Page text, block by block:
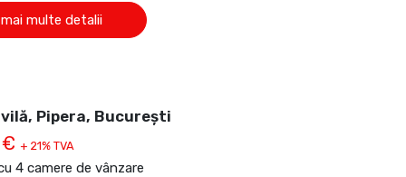
multe detalii
Pipera, București
+ 21% TVA
4 camere de vânzare